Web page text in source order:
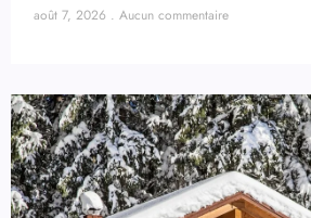
août 7, 2026 Aucun commentaire